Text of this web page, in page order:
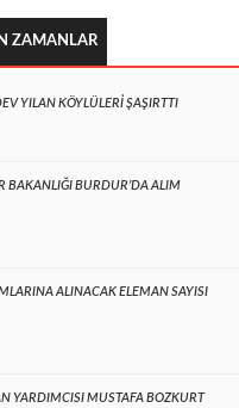
ZAMANLAR
YILAN KÖYLÜLERİ ŞAŞIRTTI
BAKANLIĞI BURDUR’DA ALIM
ALINACAK ELEMAN SAYISI
YARDIMCISI MUSTAFA BOZKURT